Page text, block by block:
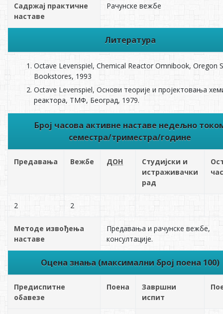
Садржај практичне
наставе
Рачунске вежбе
Литература
Octave Levenspiel, Chemical Reactor Omnibook, Oregon
Bookstores, 1993
Octave Levenspiel, Основи теорије и пројектовања
реактора, ТМФ, Београд, 1979.
Број часова активне наставе недељно
семестра/триместра/године
Предавања Вежбе ДОН
Студијски и
истраживачки
рад
2 2
Методе извођења
наставе
Предавања и рачунске вежбе,
консултације.
Оцена знања (максимални број поена 100)
Предиспитне
обавезе
Поена
Завршни
испит